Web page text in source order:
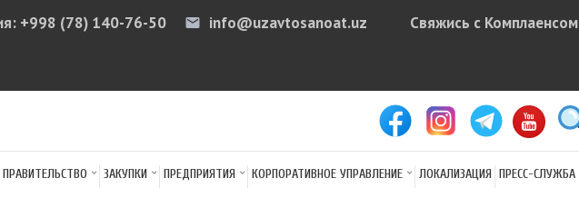
+998 (78) 140-76-50 email info@uzavtosanoat.uz arrow
Свяжись с Комплаенсом
ЗАКУПКИ ПРЕДПРИЯТИЯ КОРПОРАТИВНОЕ УПРАВЛЕНИЕ ЛОКАЛИЗАЦИЯ ПРЕСС-СЛУЖБА